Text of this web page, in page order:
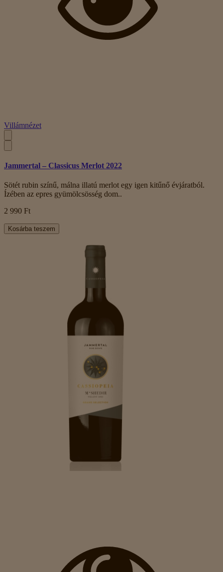
Villámnézet
Jammertal – Classicus Merlot 2022
Sötét rubin színű, málna illatú merlot egy igen kitűnő évjáratból.
Ízében az epres gyümölcsösség dom..
2 990 Ft
Kosárba teszem